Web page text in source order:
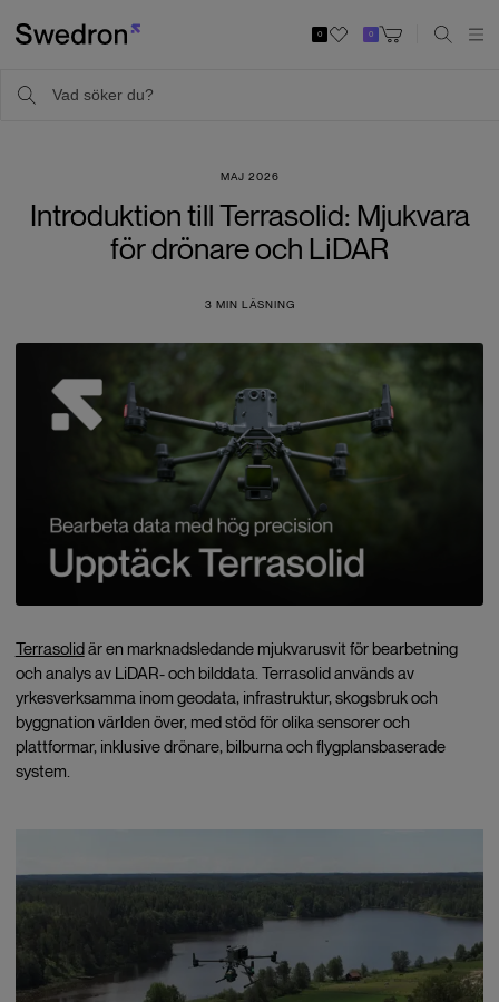
0 0
MAJ 2026
Introduktion till Terrasolid: Mjukvara
för drönare och LiDAR
3 MIN LÄSNING
Terrasolidär en marknadsledande mjukvarusvit för bearbetning
och analys av LiDAR- och bilddata. Terrasolid används av
yrkesverksamma inom geodata, infrastruktur, skogsbruk och
byggnation världen över, med stöd för olika sensorer och
plattformar, inklusive drönare, bilburna och flygplansbaserade
system.